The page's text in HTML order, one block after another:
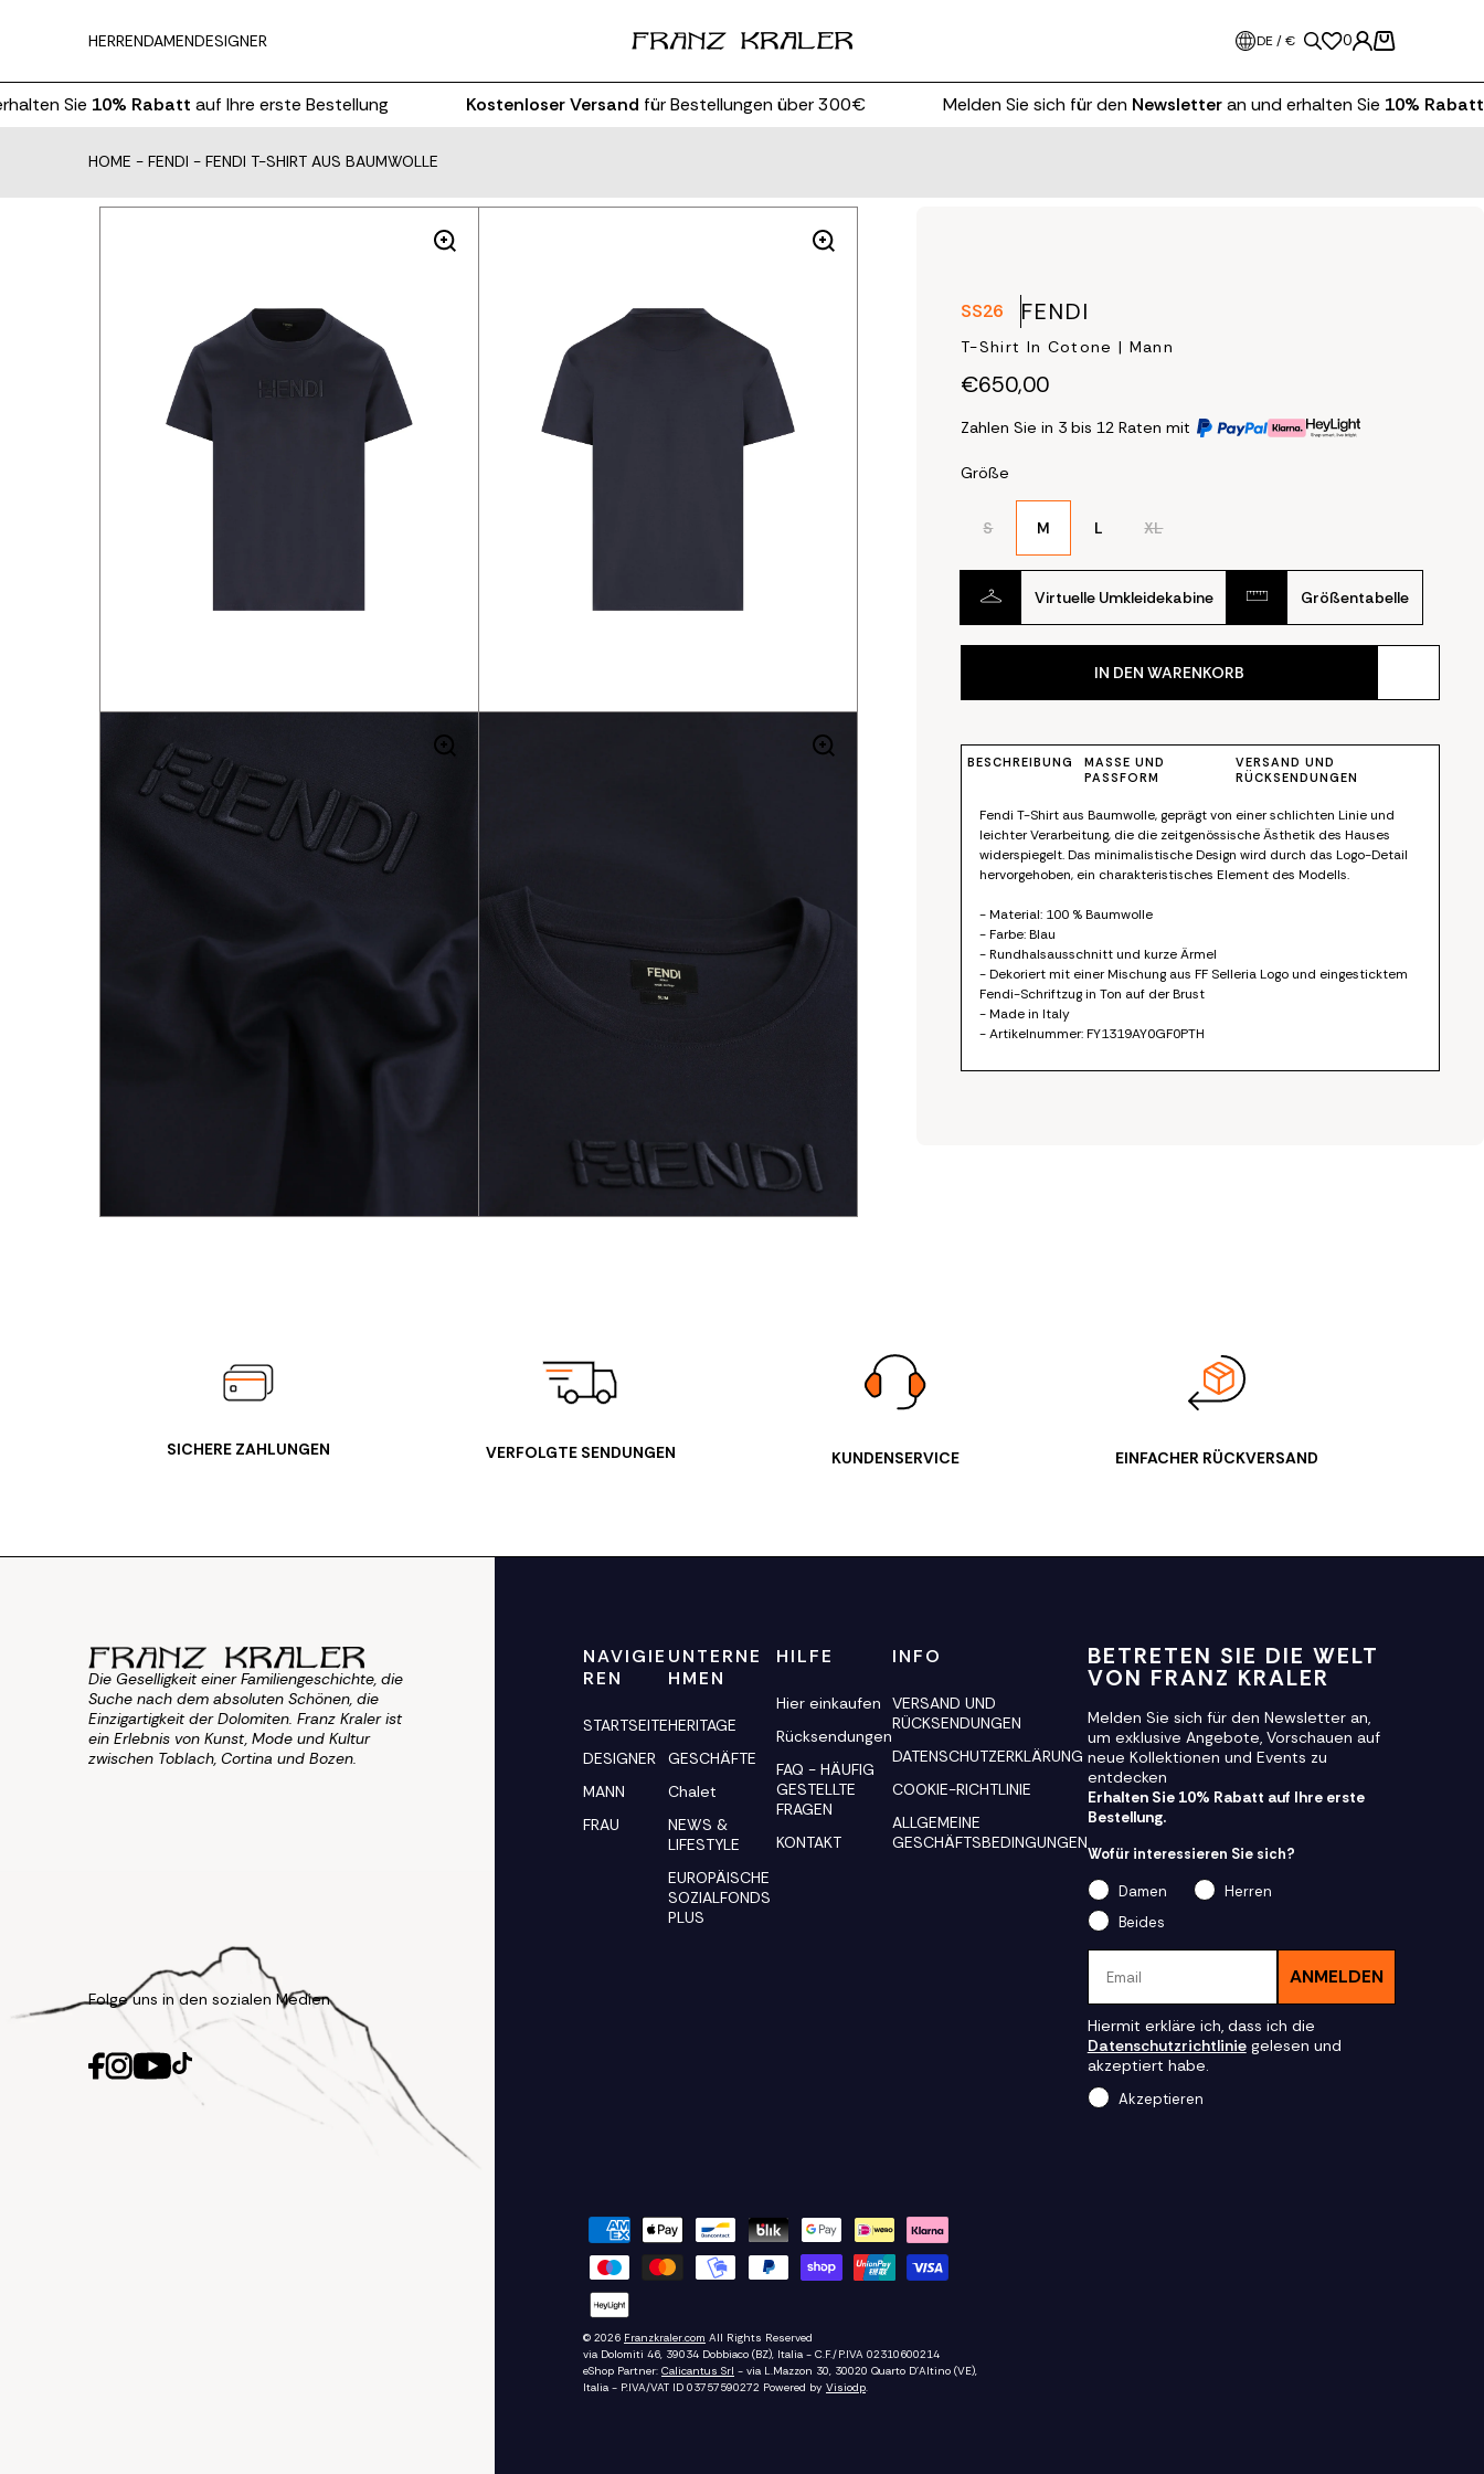
HERRENDAMENDESIGNER DE / € 0
Sie10% Rabattauf Ihre erste Bestellung Kostenloser Versandfür Bestellungen über 300€ Melden Sie sich für denNewsletteran und erhalten Sie10% Rabatt
HOME - FENDI - FENDI T-SHIRT AUS BAUMWOLLE
SS26 FENDI
T-Shirt In Cotone | Mann
€650,00
Zahlen Sie in 3 bis 12 Raten mit
Größe
S M L XL
Virtuelle Umkleidekabine Größentabelle
IN DEN WARENKORB
BESCHREIBUNG
Fendi T-Shirt aus Baumwolle, geprägt von einer schlichten Linie und
leichter Verarbeitung, die die zeitgenössische Ästhetik des Hauses
widerspiegelt. Das minimalistische Design wird durch das Logo-Detail
hervorgehoben, ein charakteristisches Element des Modells.
- Material: 100 % Baumwolle
- Farbe: Blau
- Rundhalsausschnitt und kurze Ärmel
- Dekoriert mit einer Mischung aus FF Selleria Logo und eingesticktem
Fendi-Schriftzug in Ton auf der Brust
- Made in Italy
- Artikelnummer: FY1319AY0GF0PTH
MASSE UND P
ASSFORM
VERSAND UND
RÜCKSENDUNGEN
SICHERE ZAHLUNGEN VERFOLGTE SENDUNGEN KUNDENSERVICE EINFACHER RÜCKVERSAND
Die Geselligkeit einer Familiengeschichte, die
Suche nach dem absoluten Schönen, die
Einzigartigkeit der Dolomiten. Franz Kraler ist
ein Erlebnis von Kunst, Mode und Kultur
zwischen Toblach, Cortina und Bozen.
Folge uns in den sozialen Medien
NAVIGIE
REN
STARTSEITE
DESIGNER
MANN
FRAU
UNTERNE
HMEN
HERITAGE
GESCHÄFTE
Chalet
NEWS &
LIFESTYLE
EUROPÄISCHE
SOZIALFONDS
PLUS
HILFE
Hier einkaufen
Rücksendungen
FAQ - HÄUFIG
GESTELLTE
FRAGEN
KONTAKT
INFO
VERSAND UND
RÜCKSENDUNGEN
DATENSCHUTZERKLÄRUNG
COOKIE-RICHTLINIE
ALLGEMEINE
GESCHÄFTSBEDINGUNGEN
BETRETEN SIE DIE WELT
VON FRANZ KRALER
Melden Sie sich für den Newsletter an,
um exklusive Angebote, Vorschauen auf
neue Kollektionen und Events zu
entdecken
Erhalten Sie 10% Rabatt auf Ihre erste
Bestellung.
Wofür interessieren Sie sich?
Damen
Herren
Beides
ANMELDEN
Hiermit erkläre ich, dass ich die
Datenschutzrichtliniegelesen und
akzeptiert habe.
Akzeptieren
© 2026 Franzkraler.com All Rights Reserved
via Dolomiti 46, 39034 Dobbiaco (BZ), Italia - C.F./P.IVA 02310600214
eShop Partner: Calicantus Srl - via L.Mazzon 30, 30020 Quarto D'Altino (VE),
Italia - P.IVA/VAT ID 03757590272 Powered by Visiodp.